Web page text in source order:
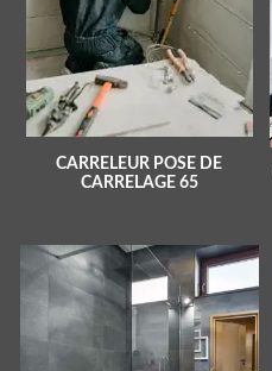
CARRELEUR POSE DE
CARRELAGE 65